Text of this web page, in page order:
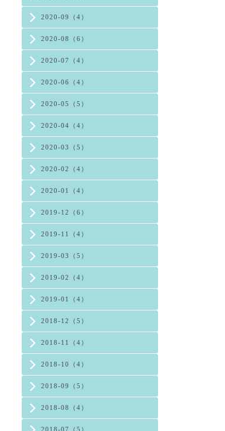
2020-09（4）
2020-08（6）
2020-07（4）
2020-06（4）
2020-05（5）
2020-04（4）
2020-03（5）
2020-02（4）
2020-01（4）
2019-12（6）
2019-11（4）
2019-03（5）
2019-02（4）
2019-01（4）
2018-12（5）
2018-11（4）
2018-10（4）
2018-09（5）
2018-08（4）
2018-07（5）